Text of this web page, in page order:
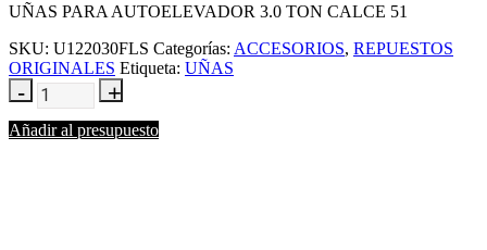
UÑAS PARA AUTOELEVADOR 3.0 TON CALCE 51
SKU: U122030FLS Categorías: ACCESORIOS, REPUESTOS
ORIGINALES Etiqueta: UÑAS
Añadir al presupuesto